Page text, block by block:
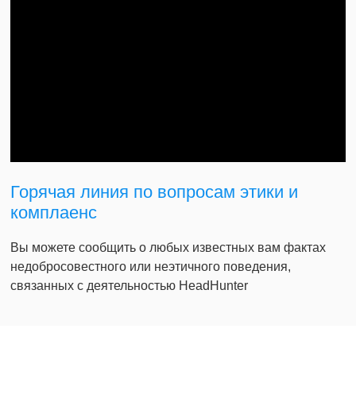
Горячая линия по вопросам этики и
комплаенс
Вы можете сообщить о любых известных вам фактах
недобросовестного или неэтичного поведения,
связанных с деятельностью HeadHunter